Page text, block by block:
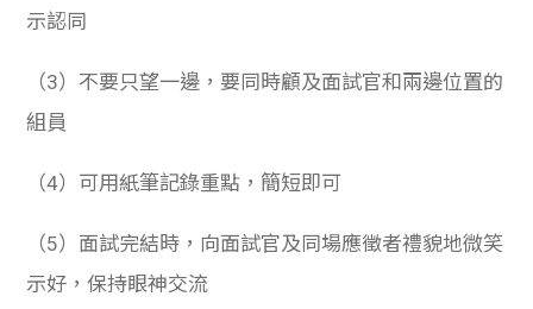
示認同
（3）不要只望一邊，要同時顧及面試官和兩邊位置的
組員
（4）可用紙筆記錄重點，簡短即可
（5）面試完結時，向面試官及同場應徵者禮貌地微笑
示好，保持眼神交流